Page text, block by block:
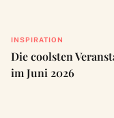
INSPIRATION
Die coolsten
im Juni 2026